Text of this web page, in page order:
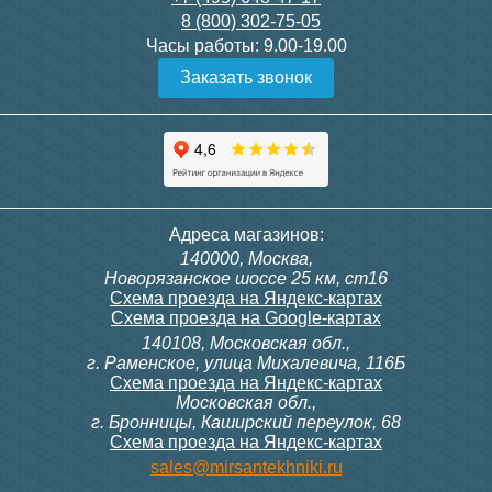
Конвектор ITT.080.200.1300
с решеткой GRILL.SGW-20-
Конвектор ITT.080.200.1000
с решеткой GRILL.SGW-20-
Конвектор ITT.080.200.1000
с решеткой GRILL.SGW-20-
Конвектор ITT.080.200.900 с
решеткой GRILL.SGA-20-
Подробнее Подробнее
300, 230В (врезной - квадр.
9 700
конвектора прямой itermic
ITFS
5 150
8 (800) 302-75-05
Часы работы: 9.00-19.00
Заказать звонок
Адреса магазинов:
140000, Москва,
Новорязанское шоссе 25 км, ст16
Схема проезда на Яндекс-картах
Схема проезда на Google-картах
140108, Московская обл.,
г. Раменское, улица Михалевича, 116Б
Схема проезда на Яндекс-картах
Московская обл.,
г. Бронницы, Каширский переулок, 68
Схема проезда на Яндекс-картах
sales@mirsantekhniki.ru